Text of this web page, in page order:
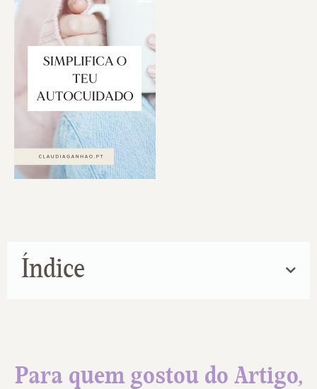
Índice
Para quem gostou do Artigo,